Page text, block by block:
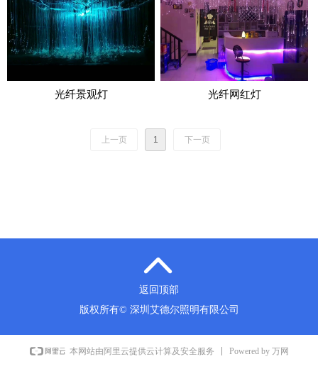
光纤景观灯 光纤网红灯
上一页 1 下一页
넴
返回顶部
版权所有© 深圳艾德尔照明有限公司
本网站由阿里云提供云计算及安全服务 Powered by 万网